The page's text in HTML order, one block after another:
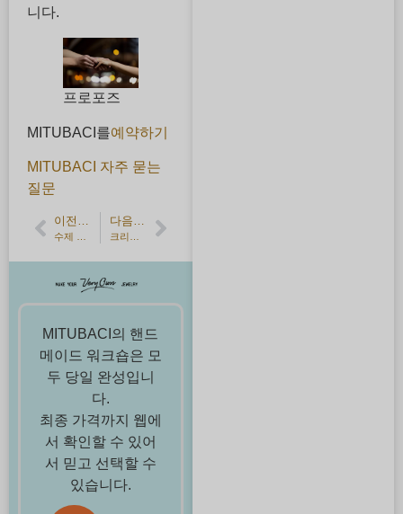
니다.
프로포즈
MITUBACI를예약하기
MITUBACI 자주 묻는
질문
이전 기사
수제 결혼 반지의 장점과 단점
다음 기사
크리스마스 데이트로 커플 반지 만들기・오리지널 각인을 소개합니다.
MITUBACI의 핸드
메이드 워크숍은 모
두 당일 완성입니
다.
최종 가격까지 웹에
서 확인할 수 있어
서 믿고 선택할 수
있습니다.